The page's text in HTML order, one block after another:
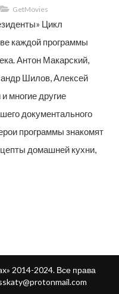
GetMovies
Цикл
каждой программы
Антон Макарский,
Шилов, Алексей
многие другие
документального
программы знакомят
домашней кухни,
2014-2024. Все права